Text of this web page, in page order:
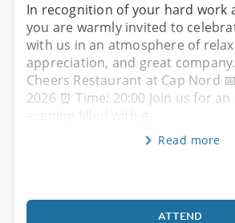
In recognition of your hard work
you are warmly invited to
with us in an atmosphere of
appreciation, and great
Cheers Restaurant at Cap Nord
2026 ⏰ Time: 20:00 Join us for
evening filled with g
Read more
ATTEND